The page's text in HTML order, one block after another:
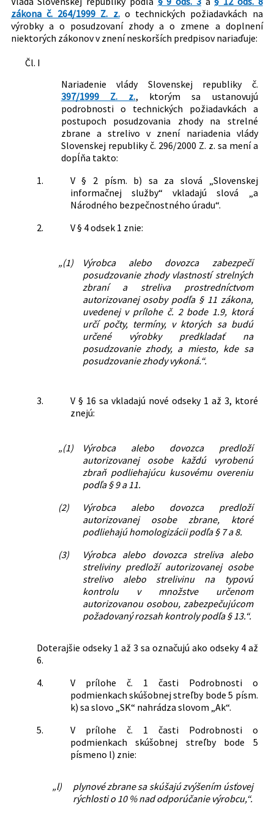
Právna oblasť:
Zbrane a strelivo
Technické normy
Štátna hospodárska politika
Nachádza sa v čiastke:
zákona č. 264/1999 Z. z.o technických požiadavkách na
výrobky a o posudzovaní zhody a o zmene a doplnení
niektorých zákonov v znení neskorších predpisov nariaďuje:
Čl. I
Nariadenie vlády Slovenskej republiky č.
397/1999 Z. z., ktorým sa ustanovujú
podrobnosti o technických požiadavkách a
postupoch posudzovania zhody na strelné
zbrane a strelivo v znení nariadenia vlády
Slovenskej republiky č. 296/2000 Z. z. sa mení a
dopĺňa takto:
1.
V § 2 písm. b) sa za slová „Slovenskej
informačnej služby“ vkladajú slová „a
Národného bezpečnostného úradu“.
2.
V § 4 odsek 1 znie:
„(1)
Výrobca alebo dovozca zabezpečí
posudzovanie zhody vlastností strelných
zbraní a streliva prostredníctvom
autorizovanej osoby podľa § 11 zákona,
uvedenej v prílohe č. 2 bode 1.9, ktorá
určí počty, termíny, v ktorých sa budú
určené výrobky predkladať na
posudzovanie zhody, a miesto, kde sa
posudzovanie zhody vykoná.“.
3.
V § 16 sa vkladajú nové odseky 1 až 3, ktoré
znejú:
„(1)
Výrobca alebo dovozca predloží
autorizovanej osobe každú vyrobenú
zbraň podliehajúcu kusovému overeniu
podľa § 9 a 11.
(2)
Výrobca alebo dovozca predloží
autorizovanej osobe zbrane, ktoré
podliehajú homologizácii podľa § 7 a 8.
(3)
Výrobca alebo dovozca streliva alebo
streliviny predloží autorizovanej osobe
strelivo alebo strelivinu na typovú
kontrolu v množstve určenom
autorizovanou osobou, zabezpečujúcom
požadovaný rozsah kontroly podľa § 13.“.
Doterajšie odseky 1 až 3 sa označujú ako odseky 4 až
6.
4.
V prílohe č. 1 časti Podrobnosti o
podmienkach skúšobnej streľby bode 5 písm.
k) sa slovo „SK“ nahrádza slovom „Ak“.
5.
V prílohe č. 1 časti Podrobnosti o
podmienkach skúšobnej streľby bode 5
písmeno l) znie:
„l)
plynové zbrane sa skúšajú zvýšením úsťovej
rýchlosti o 10 % nad odporúčanie výrobcu,“.